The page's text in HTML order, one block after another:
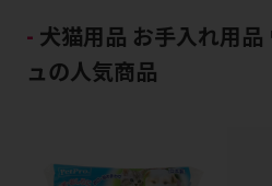
犬猫用品 お手入れ用品
ュの人気商品